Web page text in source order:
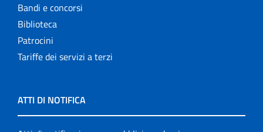
Bandi e concorsi
Biblioteca
Patrocini
Tariffe dei servizi a terzi
ATTI DI NOTIFICA